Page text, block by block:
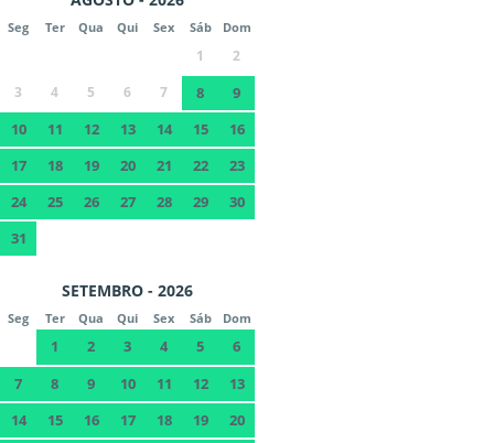
Seg Ter Qua Qui Sex Sáb Dom
1
2
3
4 5 6 7 8
9
10
11 12 13 14 15
16
17
18 19 20 21 22
23
24
25 26 27 28 29
30
31
SETEMBRO - 2026
Seg Ter Qua Qui Sex Sáb Dom
1 2 3 4 5
6
7
8 9 10 11 12
13
14
15 16 17 18 19
20